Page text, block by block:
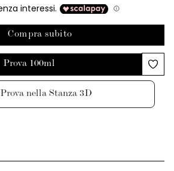
Compra subito
Prova 100ml
Prova nella Stanza 3D